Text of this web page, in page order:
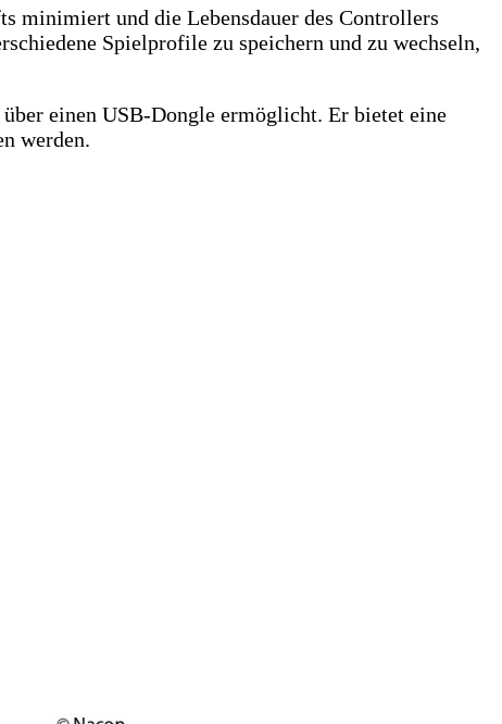
und die Lebensdauer des Controllers
Spielprofile zu speichern und zu wechseln,
einen USB-Dongle ermöglicht. Er bietet eine
werden.